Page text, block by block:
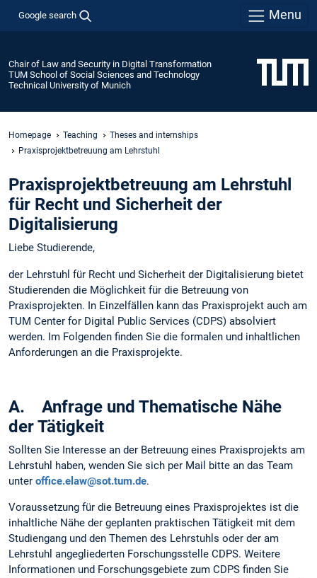
Google search Menu
Chair of Law and Security in Digital Transformation
TUM School of Social Sciences and Technology
Technical University of Munich
Homepage Teaching
Theses and internships
Praxisprojektbetreuung am Lehrstuhl
Praxisprojektbetreuung am Lehrstuhl
für Recht und Sicherheit der
Digitalisierung
Liebe Studierende,
der Lehrstuhl für Recht und Sicherheit der Digitalisierung bietet
Studierenden die Möglichkeit für die Betreuung von
Praxisprojekten. In Einzelfällen kann das Praxisprojekt auch am
TUM Center for Digital Public Services (CDPS) absolviert
werden. Im Folgenden finden Sie die formalen und inhaltlichen
Anforderungen an die Praxisprojekte.
A. Anfrage und Thematische Nähe
der Tätigkeit
Sollten Sie Interesse an der Betreuung eines Praxisprojekts am
Lehrstuhl haben, wenden Sie sich per Mail bitte an das Team
unter office.elaw@sot.tum.de.
Voraussetzung für die Betreuung eines Praxisprojektes ist die
inhaltliche Nähe der geplanten praktischen Tätigkeit mit dem
Studiengang und den Themen des Lehrstuhls oder der am
Lehrstuhl angegliederten Forschungsstelle CDPS. Weitere
Informationen und Forschungsgebiete zum CDPS finden Sie